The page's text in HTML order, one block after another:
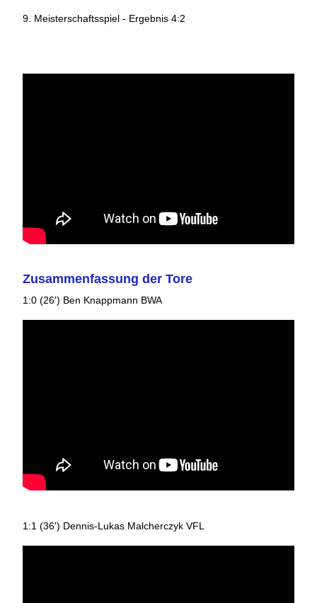
9. Meisterschaftsspiel - Ergebnis 4:2
Zusammenfassung der Tore
1:0 (26') Ben Knappmann BWA
1:1 (36') Dennis-Lukas Malcherczyk VFL